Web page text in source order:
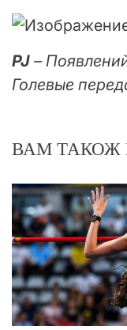
PJ –
Голевые
ВАМ ТАКОЖ